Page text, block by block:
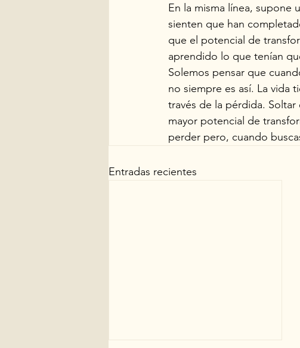
En la misma línea, supone
sienten que han
que el potencial de
aprendido lo que tenían
Solemos pensar que
no siempre es así. La vida
través de la pérdida.
mayor potencial de
perder pero, cuando
Entradas recientes